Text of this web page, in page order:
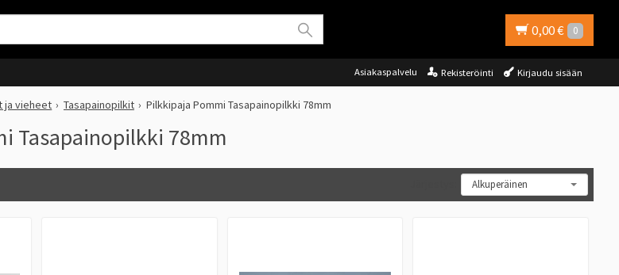
0,00 € 0
Asiakaspalvelu Rekisteröinti Kirjaudu sisään
ja vieheet Tasapainopilkit Pilkkipaja Pommi Tasapainopilkki 78mm
Tasapainopilkki 78mm